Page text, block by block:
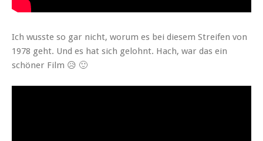
Ich wusste so gar nicht, worum es bei diesem Streifen von
1978 geht. Und es hat sich gelohnt. Hach, war das ein
schön­er Film 😥 🙂